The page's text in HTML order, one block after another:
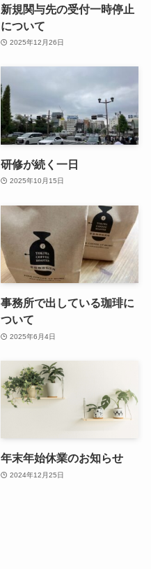
新規関与先の受付一時停止
について
2025年12月26日
研修が続く一日
2025年10月15日
事務所で出している珈琲に
ついて
2025年6月4日
年末年始休業のお知らせ
2024年12月25日